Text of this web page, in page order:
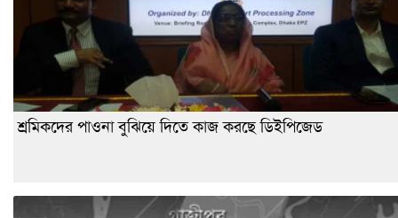
শ্রমিকদের পাওনা বুঝিয়ে দিতে কাজ করছে ডিইপিজেড